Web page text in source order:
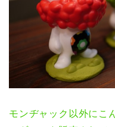
モンヂャック以外にこ